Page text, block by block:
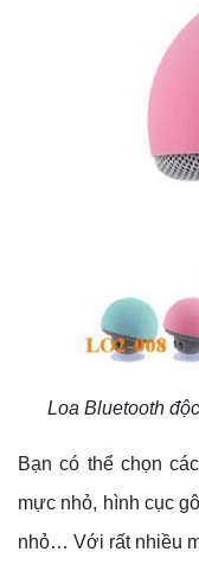
Loa Bluetooth
Bạn có thể chọn
mực nhỏ, hình cục
nhỏ… Với rất nhiều